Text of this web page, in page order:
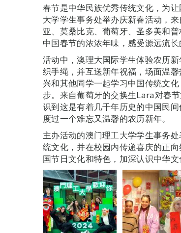
春节是中华民族优秀传统文化，为
大学学生事务处举办庆新春活动，
亚、莫桑比克、葡萄牙、圣多美和
中国春节的浓浓年味，感受源远流长
活动中，澳理大国际学生体验农历
织手绳，并互送新年祝福，场面温
兴和其他同学一起学习中国传统文
步。来自葡萄牙的交换生Lara对春
识到这是有着几千年历史的中国民
度过一个难忘又温馨的农历新年。
主办活动的澳门理工大学学生事务
统文化，并在校园内传递喜庆的正
国节日文化和特色，加深认识中华